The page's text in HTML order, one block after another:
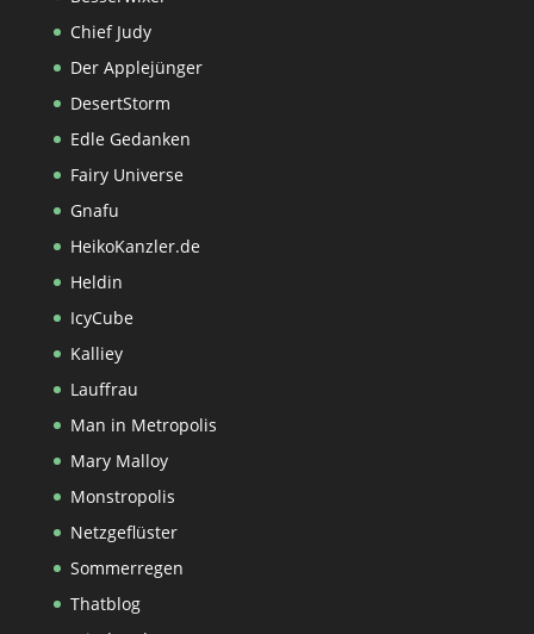
Chief Judy
Der Applejünger
DesertStorm
Edle Gedanken
Fairy Universe
Gnafu
HeikoKanzler.de
Heldin
IcyCube
Kalliey
Lauffrau
Man in Metropolis
Mary Malloy
Monstropolis
Netzgeflüster
Sommerregen
Thatblog